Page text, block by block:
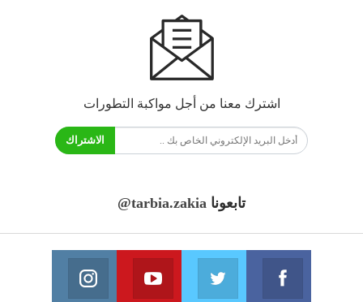
اشترك معنا من أجل مواكبة التطورات
الاشتراك
تابعونا @tarbia.zakia
فايسبوك
انضم الينا انضم الينا
يوتيوب
انضم الينا